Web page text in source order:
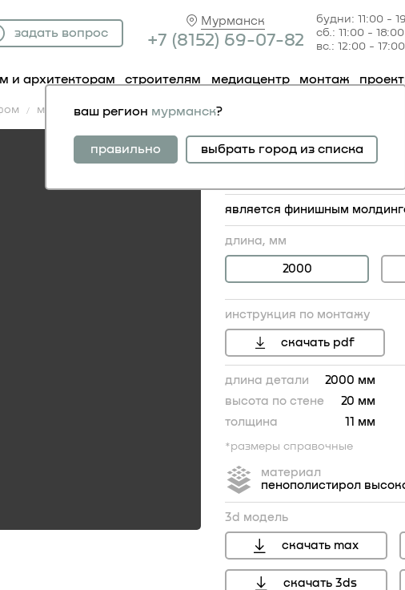
Мурманск
+7 (81 52) 69-07-82
будни: 11:00 -
сб.: 11:00 - 18:00
вс.: 12:00 - 17:00
задать вопрос
и архитекторам строителям медиацентр монтаж
ваш регион мурманск?
правильно выбрать город из списка
молдинг 6.51.438
симплика
20
молдинг 6.51.438
является финишным
длина, мм
2000
инструкция по монтажу
скачать pdf
длина детали
2000 мм
высота по стене
20 мм
толщина
11 мм
*размеры справочные
материал
пенополистирол
3d модель
скачать max
скачать 3ds